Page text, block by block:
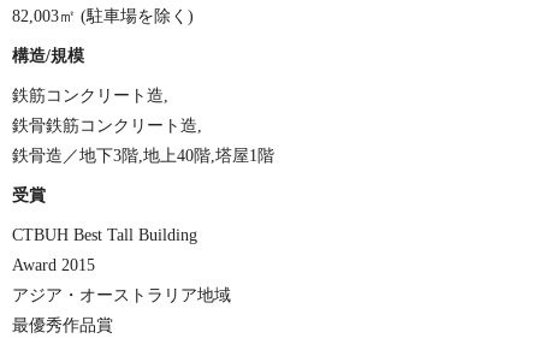
82,003㎡ (駐車場を除く)
構造/規模
鉄筋コンクリート造,
鉄骨鉄筋コンクリート造,
鉄骨造／地下3階,地上40階,塔屋1階
受賞
CTBUH Best Tall Building
Award 2015
アジア・オーストラリア地域
最優秀作品賞